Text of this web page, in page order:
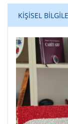
KİŞİSEL